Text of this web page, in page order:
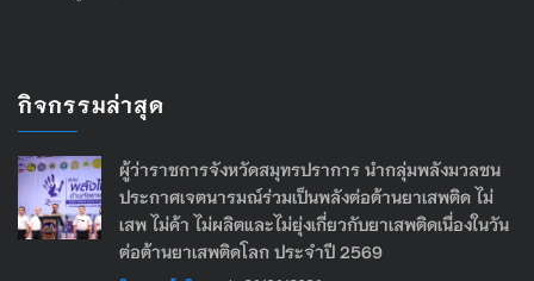
กิจกรรมล่าสุด
ผู้ว่าราชการจังหวัดสมุทรปราการ นำกลุ่มพลังมวลชน
ประกาศเจตนารมณ์ร่วมเป็นพลังต่อต้านยาเสพติด ไม่
เสพ ไม่ค้า ไม่ผลิตและไม่ยุ่งเกี่ยวกับยาเสพติดเนื่องในวัน
ต่อต้านยาเสพติดโลก ประจำปี 2569